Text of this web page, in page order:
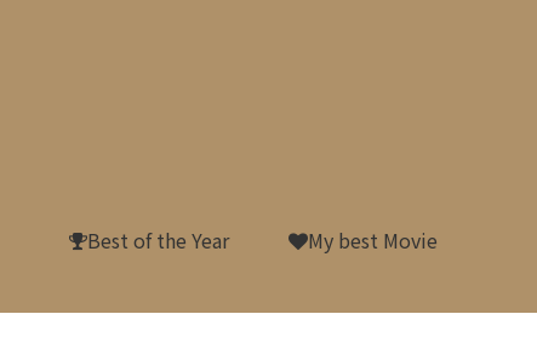
Best of the Year
My best Movie